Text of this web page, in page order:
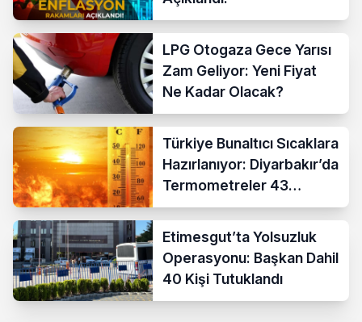
LPG Otogaza Gece Yarısı
Zam Geliyor: Yeni Fiyat
Ne Kadar Olacak?
Türkiye Bunaltıcı Sıcaklara
Hazırlanıyor: Diyarbakır’da
Termometreler 43
Dereceyi Gösterecek
Etimesgut’ta Yolsuzluk
Operasyonu: Başkan Dahil
40 Kişi Tutuklandı